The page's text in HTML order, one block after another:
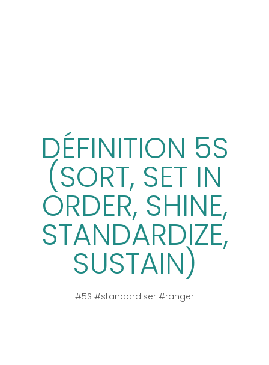
DÉFINITION 5S
(SORT, SET IN
ORDER, SHINE,
STANDARDIZE,
SUSTAIN)
#5S #standardiser #ranger